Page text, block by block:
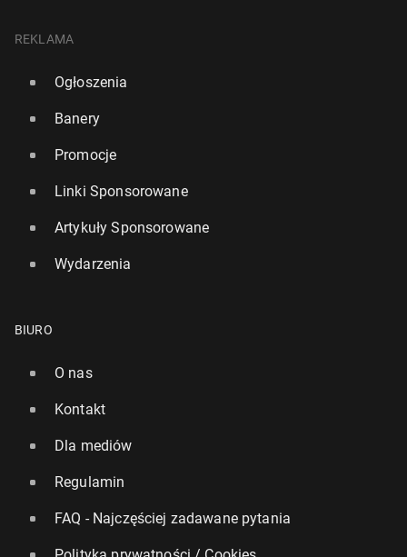
REKLAMA
Ogłoszenia
Banery
Promocje
Linki Sponsorowane
Artykuły Sponsorowane
Wydarzenia
BIURO
O nas
Kontakt
Dla mediów
Regulamin
FAQ - Najczęściej zadawane pytania